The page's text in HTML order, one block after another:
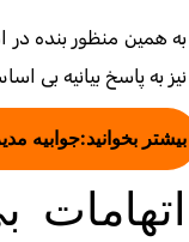
به همین منظور بنده
نیز به پاسخ بیانیه بی
بیشتر بخوانید:جوابیه